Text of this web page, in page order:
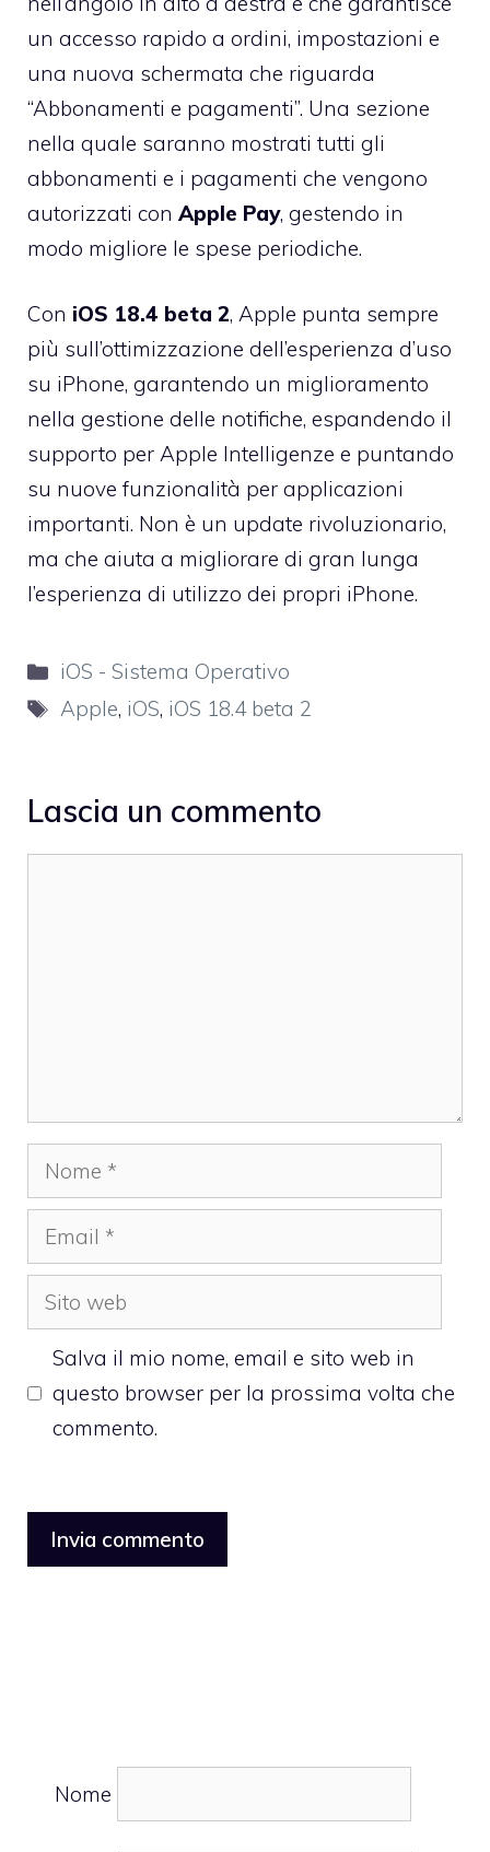
un accesso rapido a ordini, impostazioni e
una nuova schermata che riguarda
“Abbonamenti e pagamenti”. Una sezione
nella quale saranno mostrati tutti gli
abbonamenti e i pagamenti che vengono
autorizzati con Apple Pay, gestendo in
modo migliore le spese periodiche.
Con iOS 18.4 beta 2, Apple punta sempre
più sull’ottimizzazione dell’esperienza d’uso
su iPhone, garantendo un miglioramento
nella gestione delle notifiche, espandendo il
supporto per Apple Intelligenze e puntando
su nuove funzionalità per applicazioni
importanti. Non è un update rivoluzionario,
ma che aiuta a migliorare di gran lunga
l’esperienza di utilizzo dei propri iPhone.
Categorie
iOS - Sistema Operativo
Tag
Apple, iOS, iOS 18.4 beta 2
Lascia un commento
Nome
Email
Sito
web
Salva il mio nome, email e sito web in
questo browser per la prossima volta che
commento.
Nome